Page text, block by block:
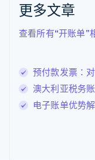
更多文章
查看所有“开账单”
预付款发票：
澳大利亚税务
电子账单优势
立陶宛
列支敦士登
FrançaisDeutsch
罗马尼亚
English
马尔他